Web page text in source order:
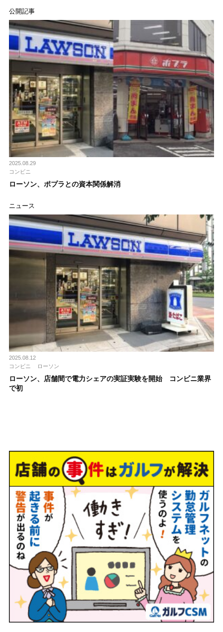
公開記事
2025.08.29
コンビニ
ローソン、ポプラとの資本関係解消
ニュース
2025.08.12
コンビニ
ローソン
ローソン、店舗間で電力シェアの実証実験を開始 コンビニ業界
で初